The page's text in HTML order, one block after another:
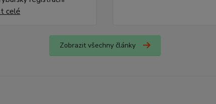
celé
Zobrazit všechny články